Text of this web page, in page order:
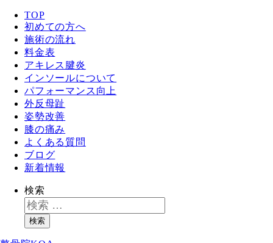
TOP
初めての方へ
施術の流れ
料金表
アキレス腱炎
インソールについて
パフォーマンス向上
外反母趾
姿勢改善
膝の痛み
よくある質問
ブログ
新着情報
検索
検索